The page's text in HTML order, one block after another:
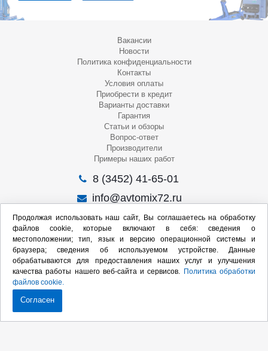
Вакансии
Новости
Политика конфиденциальности
Контакты
Условия оплаты
Приобрести в кредит
Варианты доставки
Гарантия
Статьи и обзоры
Вопрос-ответ
Производители
Примеры наших работ
8 (3452) 41-65-01
info@avtomix72.ru
г. Тюмень, ул. 50 лет Октября, 120
Пн-Пт
: 09:00 – 19:00
Сб: 10:00 – 17:00
Вс: Выходной
Мы в социальных сетях:
Продолжая использовать наш сайт, Вы соглашаетесь на обработку
файлов cookie, которые включают в себя: сведения о
местоположении; тип, язык и версию операционной системы и
браузера; сведения об используемом устройстве. Данные
обрабатываются для предоставления наших услуг и улучшения
качества работы нашего веб-сайта и сервисов. Политика обработки
файлов cookie.
Согласен